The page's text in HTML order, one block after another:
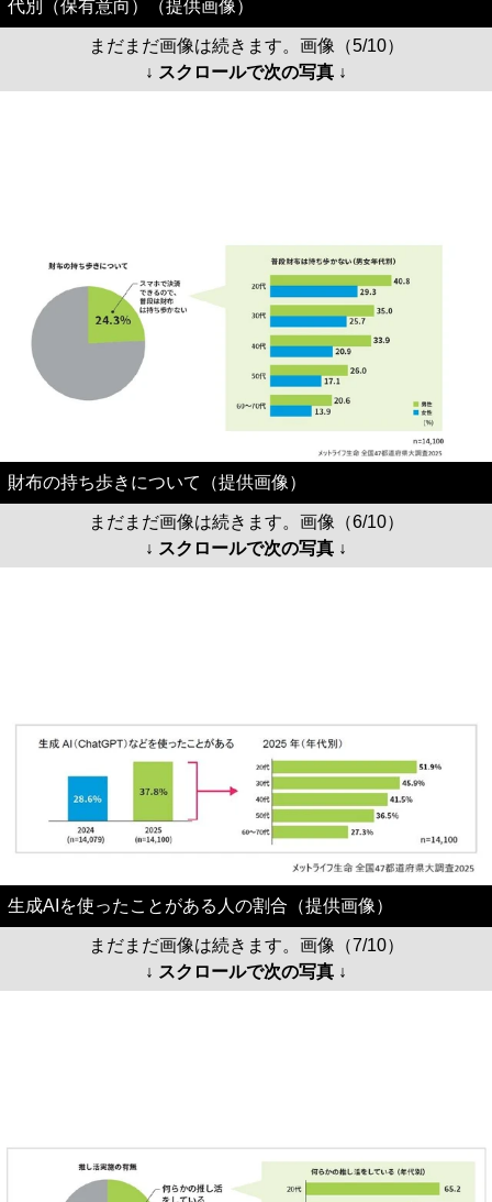
代別（保有意向）（提供画像）
まだまだ画像は続きます。画像（5/10）
↓ スクロールで次の写真 ↓
財布の持ち歩きについて（提供画像）
まだまだ画像は続きます。画像（6/10）
↓ スクロールで次の写真 ↓
生成AIを使ったことがある人の割合（提供画像）
まだまだ画像は続きます。画像（7/10）
↓ スクロールで次の写真 ↓